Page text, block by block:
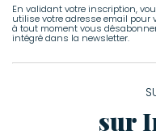
En validant votre inscription,
utilise votre adresse email pour
à tout moment vous
intégré dans la newsletter.
sur